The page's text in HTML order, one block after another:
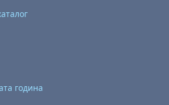
година